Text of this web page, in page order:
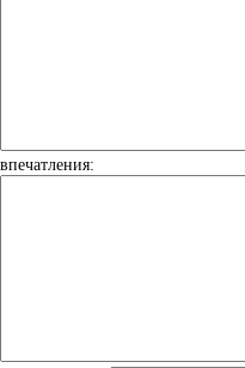
впечатления: